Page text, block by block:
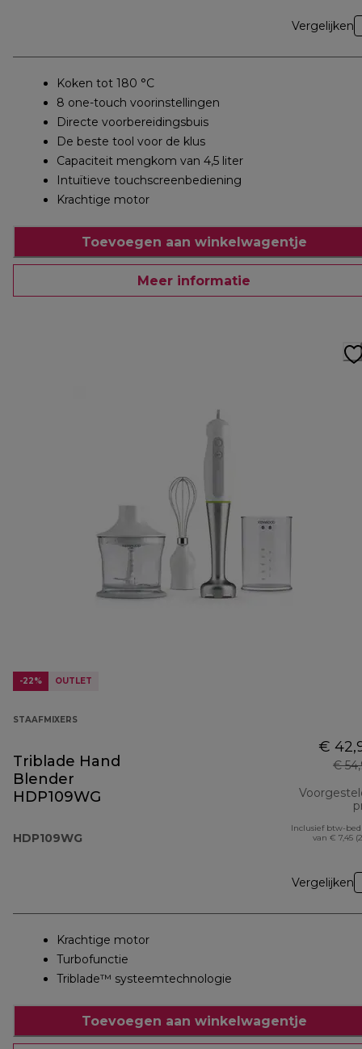
Vergelijken
Koken tot 180 °C
8 one-touch voorinstellingen
Directe voorbereidingsbuis
De beste tool voor de klus
Capaciteit mengkom van 4,5 liter
Intuïtieve touchscreenbediening
Krachtige motor
Toevoegen aan winkelwagentje
Meer informatie
-22% OUTLET
STAAFMIXERS
Triblade Hand
Blender
HDP109WG
HDP109WG
€
€
Inclusief btw-
van € 7,45
Vergelijken
Krachtige motor
Turbofunctie
Triblade™ systeemtechnologie
Toevoegen aan winkelwagentje